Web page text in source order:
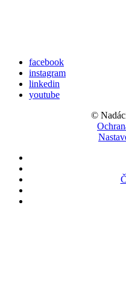
facebook
instagram
linkedin
youtube
©